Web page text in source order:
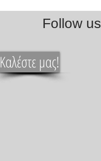
Follow us
Καλέστε μας!